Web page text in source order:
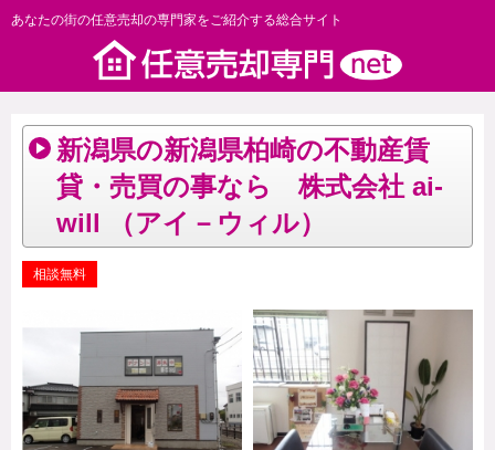
あなたの街の任意売却の専門家をご紹介する総合サイト
新潟県の新潟県柏崎の不動産賃
貸・売買の事なら 株式会社 ai-
will （アイ－ウィル）
相談無料